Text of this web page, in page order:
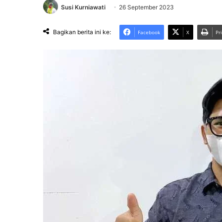
Susi Kurniawati 26 September 2023
Bagikan berita ini ke: Facebook X